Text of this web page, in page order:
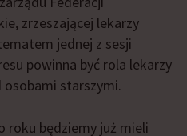
zrzeszającej lekarzy
jednej z sesji
powinna być rola lekarzy
osobami starszymi.
roku będziemy już mieli